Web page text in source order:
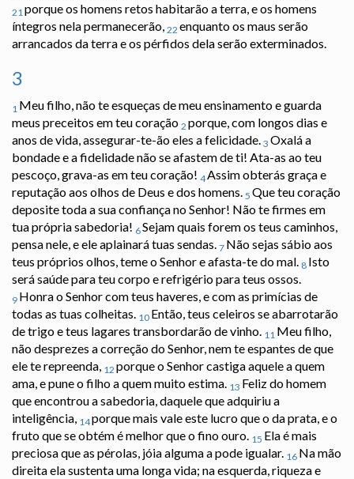
21porque os homens retos habitarão a terra, e os homens
íntegros nela permanecerão, 22 enquanto os maus serão
arrancados da terra e os pérfidos dela serão exterminados.
3
1 Meu filho, não te esqueças de meu ensinamento e guarda
meus preceitos em teu coração 2 porque, com longos dias e
anos de vida, assegurar-te-ão eles a felicidade. 3 Oxalá a
bondade e a fidelidade não se afastem de ti! Ata-as ao teu
pescoço, grava-as em teu coração! 4Assim obterás graça e
reputação aos olhos de Deus e dos homens. 5 Que teu coração
deposite toda a sua confiança no Senhor! Não te firmes em
tua própria sabedoria! 6Sejam quais forem os teus caminhos,
pensa nele, e ele aplainará tuas sendas. 7 Não sejas sábio aos
teus próprios olhos, teme o Senhor e afasta-te do mal. 8 Isto
será saúde para teu corpo e refrigério para teus ossos.
9 Honra o Senhor com teus haveres, e com as primícias de
todas as tuas colheitas. 10 Então, teus celeiros se abarrotarão
de trigo e teus lagares transbordarão de vinho. 11 Meu filho,
não desprezes a correção do Senhor, nem te espantes de que
ele te repreenda, 12 porque o Senhor castiga aquele a quem
ama, e pune o filho a quem muito estima. 13 Feliz do homem
que encontrou a sabedoria, daquele que adquiriu a
inteligência, 14porque mais vale este lucro que o da prata, e o
fruto que se obtém é melhor que o fino ouro. 15 Ela é mais
preciosa que as pérolas, jóia alguma a pode igualar. 16 Na mão
direita ela sustenta uma longa vida; na esquerda, riqueza e